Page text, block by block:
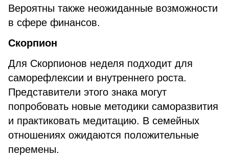
Вероятны также неожиданные возможности
в сфере финансов.
Скорпион
Для Скорпионов неделя подходит для
саморефлексии и внутреннего роста.
Представители этого знака могут
попробовать новые методики саморазвития
и практиковать медитацию. В семейных
отношениях ожидаются положительные
перемены.